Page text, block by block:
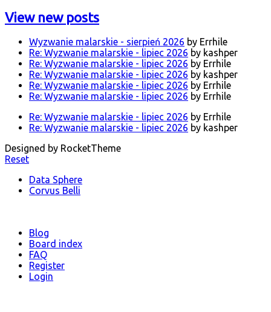
View new posts
Wyzwanie malarskie - sierpień 2026 by Errhile
Re: Wyzwanie malarskie - lipiec 2026 by kashper
Re: Wyzwanie malarskie - lipiec 2026 by Errhile
Re: Wyzwanie malarskie - lipiec 2026 by kashper
Re: Wyzwanie malarskie - lipiec 2026 by Errhile
Re: Wyzwanie malarskie - lipiec 2026 by Errhile
Re: Wyzwanie malarskie - lipiec 2026 by Errhile
Re: Wyzwanie malarskie - lipiec 2026 by kashper
Designed by RocketTheme
Reset
Data Sphere
Corvus Belli
Blog
Board index
FAQ
Register
Login